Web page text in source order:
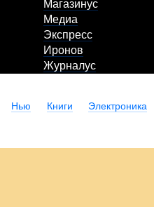
Магазинус
Медиа
Экспресс
Иронов
Журналус
Нью Книги Электроника